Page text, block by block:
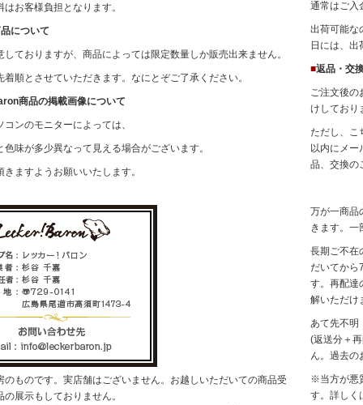
お客様負担となります。
について
しておりますが、商品によっては限定数量しか販売出来ません。
着順とさせていただきます。なにとぞご了承ください。
商品の掲載画像について
コンのモニターによっては、
色味が多少異なって見える場合がございます。
きますようお願いいたします。
ものです。実店舗はございません。お越しいただいての商品受
の展示もしておりません。
通常はご入
出荷可能な
日には、出
■返品・交
ご注文後の
けしており
ただし、こ
以内にメー
品、交換の
万が一商品
きます。一
長期ご不在
だいてから
す。再配達
解いただけ
あて先不明
(返送分＋
ん。過去の
※当方が悪
す。詳し